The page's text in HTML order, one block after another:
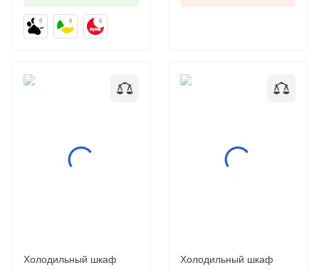
6 6 6
Холодильный шкаф
Холодильный шкаф
Холодильный шкаф
Холодильный шкаф